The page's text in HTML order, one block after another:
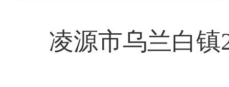
凌源市乌兰白镇